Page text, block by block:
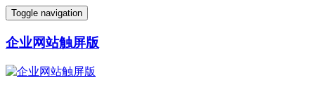
Toggle navigation
企业网站触屏版